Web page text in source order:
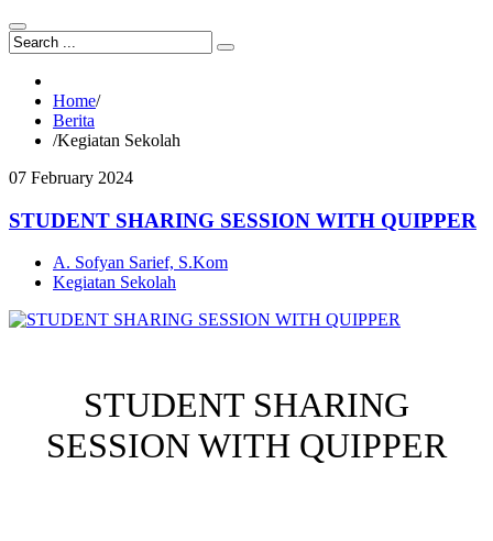
Home/
Berita
/Kegiatan Sekolah
07 February 2024
STUDENT SHARING SESSION WITH QUIPPER
A. Sofyan Sarief, S.Kom
Kegiatan Sekolah
STUDENT SHARING
SESSION WITH QUIPPER